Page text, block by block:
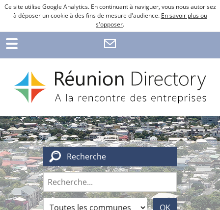
Ce site utilise Google Analytics. En continuant à naviguer, vous nous autorisez
à déposer un cookie à des fins de mesure d'audience. En savoir plus ou
s'opposer.
Recherche